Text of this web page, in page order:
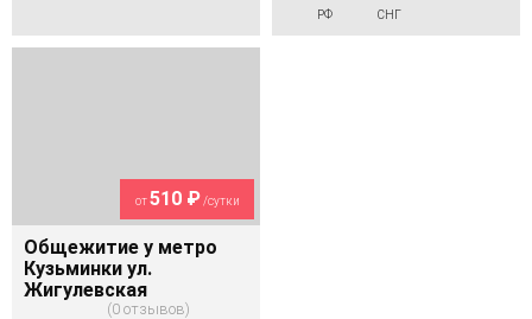
РФ СНГ
от510 ₽/сутки
Общежитие у метро
Кузьминки ул.
Жигулевская
0 отзывов